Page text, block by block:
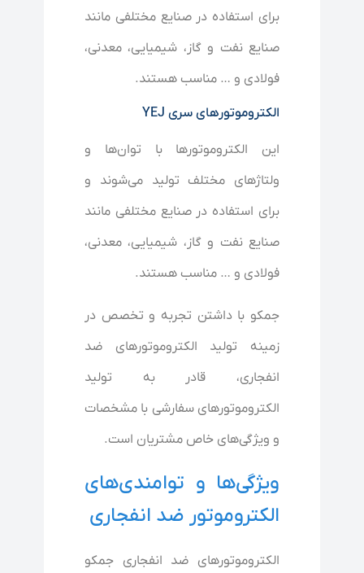
برای استفاده در صنایع مختلفی مانند
صنایع نفت و گاز، شیمیایی، معدنی،
فولادی و … مناسب هستند.
الکتروموتورهای سری YEJ
این الکتروموتورها با توان‌ها و
ولتاژهای مختلف تولید می‌شوند و
برای استفاده در صنایع مختلفی مانند
صنایع نفت و گاز، شیمیایی، معدنی،
فولادی و … مناسب هستند.
جمکو با داشتن تجربه و تخصص در
زمینه تولید الکتروموتورهای ضد
انفجاری، قادر به تولید
الکتروموتورهای سفارشی با مشخصات
و ویژگی‌های خاص مشتریان است.
ویژگی‌ها و توامندی‌های
الکتروموتور ضد انفجاری
الکتروموتورهای ضد انفجاری جمکو